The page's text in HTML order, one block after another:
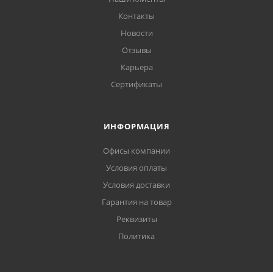
Контакты
Новости
Отзывы
Карьера
Сертификаты
ИНФОРМАЦИЯ
Офисы компании
Условия оплаты
Условия доставки
Гарантия на товар
Реквизиты
Политика